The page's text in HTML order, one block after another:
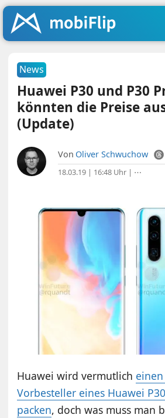
News
Huawei P30 und P30
könnten die Preise
(Update)
Von Oliver Schwuchow
18.03.19 | 16:48 Uhr | ⋯
Huawei wird vermutlich
Vorbesteller eines Huawei
packen, doch was muss man